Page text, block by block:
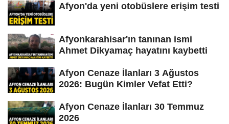
Afyon'da yeni otobüslere erişim testi
Afyonkarahisar'ın tanınan ismi
Ahmet Dikyamaç hayatını kaybetti
Afyon Cenaze İlanları 3 Ağustos
2026: Bugün Kimler Vefat Etti?
Afyon Cenaze İlanları 30 Temmuz
2026